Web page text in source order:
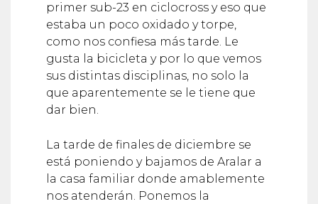
primer sub-23 en ciclocross y eso que
estaba un poco oxidado y torpe,
como nos confiesa más tarde. Le
gusta la bicicleta y por lo que vemos
sus distintas disciplinas, no solo la
que aparentemente se le tiene que
dar bien.
La tarde de finales de diciembre se
está poniendo y bajamos de Aralar a
la casa familiar donde amablemente
nos atenderán. Ponemos la